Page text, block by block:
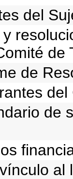
del
y
de
de
de